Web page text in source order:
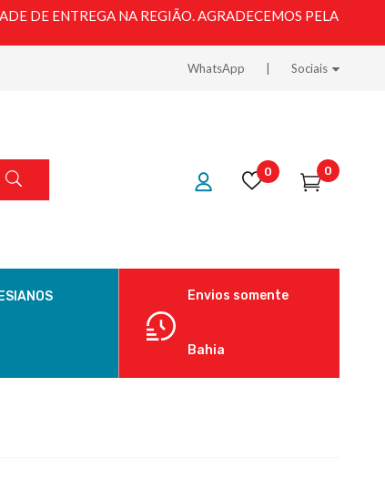
DE ENTREGA NA REGIÃO. AGRADECEMOS PELA
WhatsApp Sociais
0 0
Envios somente
Bahia